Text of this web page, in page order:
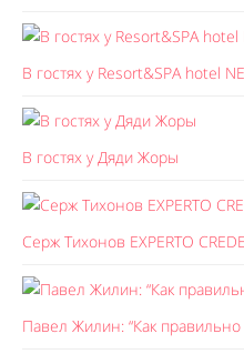
В гостях у Resort&SPA hotel
В гостях у Дяди Жоры
Серж Тихонов EXPERTO CREDE
Павел Жилин: “Как